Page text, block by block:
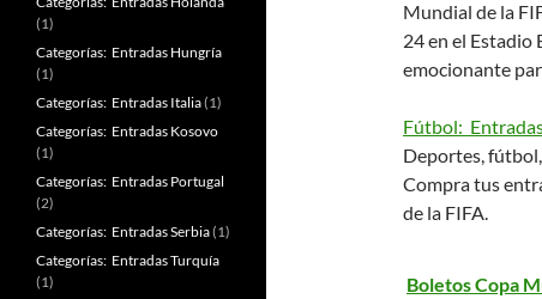
Mundial de la
24 en el Estadio
emocionante
Fútbol:
Deportes,
Compra tus
de la FIFA.
Boletos Copa
(1)
Categorías: Entradas Hungría
(1)
Categorías: Entradas Italia(1)
Categorías: Entradas Kosovo
(1)
Categorías: Entradas Portugal
(2)
Categorías: Entradas Serbia(1)
Categorías: Entradas Turquía
(1)